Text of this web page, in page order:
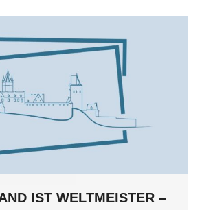
IST WELTMEISTER –